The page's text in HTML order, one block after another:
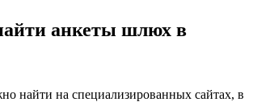
анкеты шлюх в
найти на специализированных сайтах, в